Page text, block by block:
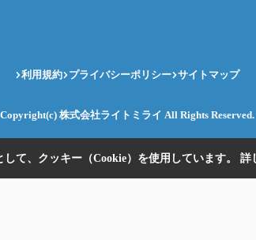
利用規約 プライバシーポリシー サイトマップ
Copyright(c) 株式会社ライトミライ All Rights Reserved.
て、クッキー（Cookie）を使用しています。 詳